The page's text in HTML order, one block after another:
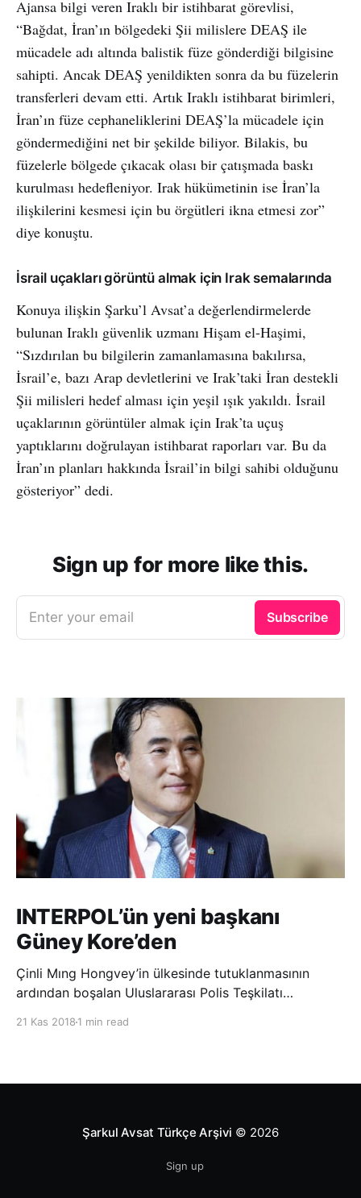
Ajansa bilgi veren Iraklı bir istihbarat görevlisi,
“Bağdat, İran’ın bölgedeki Şii milislere DEAŞ ile
mücadele adı altında balistik füze gönderdiği bilgisine
sahipti. Ancak DEAŞ yenildikten sonra da bu füzelerin
transferleri devam etti. Artık Iraklı istihbarat birimleri,
İran’ın füze cephaneliklerini DEAŞ’la mücadele için
göndermediğini net bir şekilde biliyor. Bilakis, bu
füzelerle bölgede çıkacak olası bir çatışmada baskı
kurulması hedefleniyor. Irak hükümetinin ise İran’la
ilişkilerini kesmesi için bu örgütleri ikna etmesi zor”
diye konuştu.
İsrail uçakları görüntü almak için Irak semalarında
Konuya ilişkin Şarku’l Avsat’a değerlendirmelerde
bulunan Iraklı güvenlik uzmanı Hişam el-Haşimi,
“Sızdırılan bu bilgilerin zamanlamasına bakılırsa,
İsrail’e, bazı Arap devletlerini ve Irak’taki İran destekli
Şii milisleri hedef alması için yeşil ışık yakıldı. İsrail
uçaklarının görüntüler almak için Irak’ta uçuş
yaptıklarını doğrulayan istihbarat raporları var. Bu da
İran’ın planları hakkında İsrail’in bilgi sahibi olduğunu
gösteriyor” dedi.
Sign up for more like this.
Enter your email Subscribe
INTERPOL’ün yeni başkanı
Güney Kore’den
Çinli Mıng Hongvey’in ülkesinde tutuklanmasının
ardından boşalan Uluslararası Polis Teşkilatı
21 Kas 2018 1 min read
Şarkul Avsat Türkçe Arşivi © 2026
Sign up